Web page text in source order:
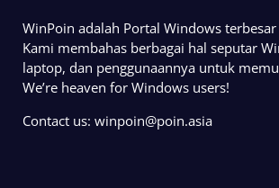
WinPoin adalah Portal Windows
Kami membahas berbagai hal seputar
laptop, dan penggunaannya untuk
We’re heaven for Windows users!
Contact us: winpoin@poin.asia